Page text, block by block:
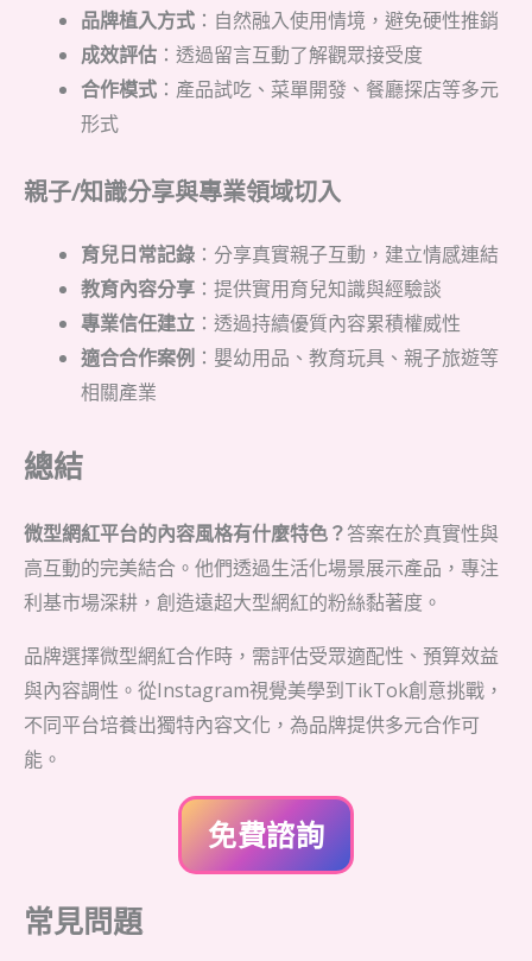
品牌植入方式 ：自然融入使用情境，避免硬性推銷
成效評估 ：透過留言互動了解觀眾接受度
合作模式 ：產品試吃、菜單開發、餐廳探店等多元
形式
親子/知識分享與專業領域切入
育兒日常記錄 ：分享真實親子互動，建立情感連結
教育內容分享 ：提供實用育兒知識與經驗談
專業信任建立 ：透過持續優質內容累積權威性
適合合作案例 ：嬰幼用品、教育玩具、親子旅遊等
相關產業
總結
微型網紅平台的內容風格有什麼特色？答案在於真實性與
高互動的完美結合。他們透過生活化場景展示產品，專注
利基市場深耕，創造遠超大型網紅的粉絲黏著度。
品牌選擇微型網紅合作時，需評估受眾適配性、預算效益
與內容調性。從Instagram視覺美學到TikTok創意挑戰，
不同平台培養出獨特內容文化，為品牌提供多元合作可
能。
免費諮詢
常見問題